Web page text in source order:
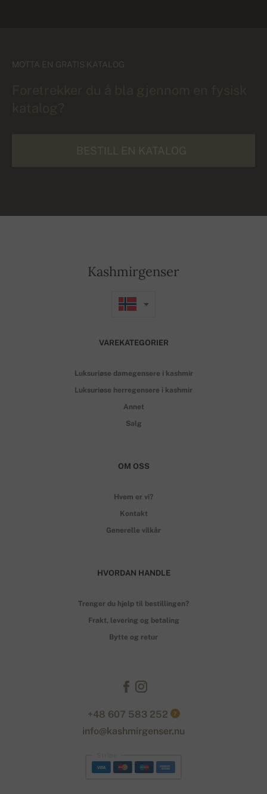
MOTTA EN GRATIS KATALOG
Kashmirgenser
VAREKATEGORIER
Luksuriøse damegensere i kashmir
Luksuriøse herregensere i kashmir
Annet
Salg
OM OSS
Hvem er vi?
Kontakt
Generelle vilkår
HVORDAN HANDLE
Trenger du hjelp til bestillingen?
Frakt, levering og betaling
Bytte og retur
+48 607 583 252 ?
info@kashmirgenser.nu